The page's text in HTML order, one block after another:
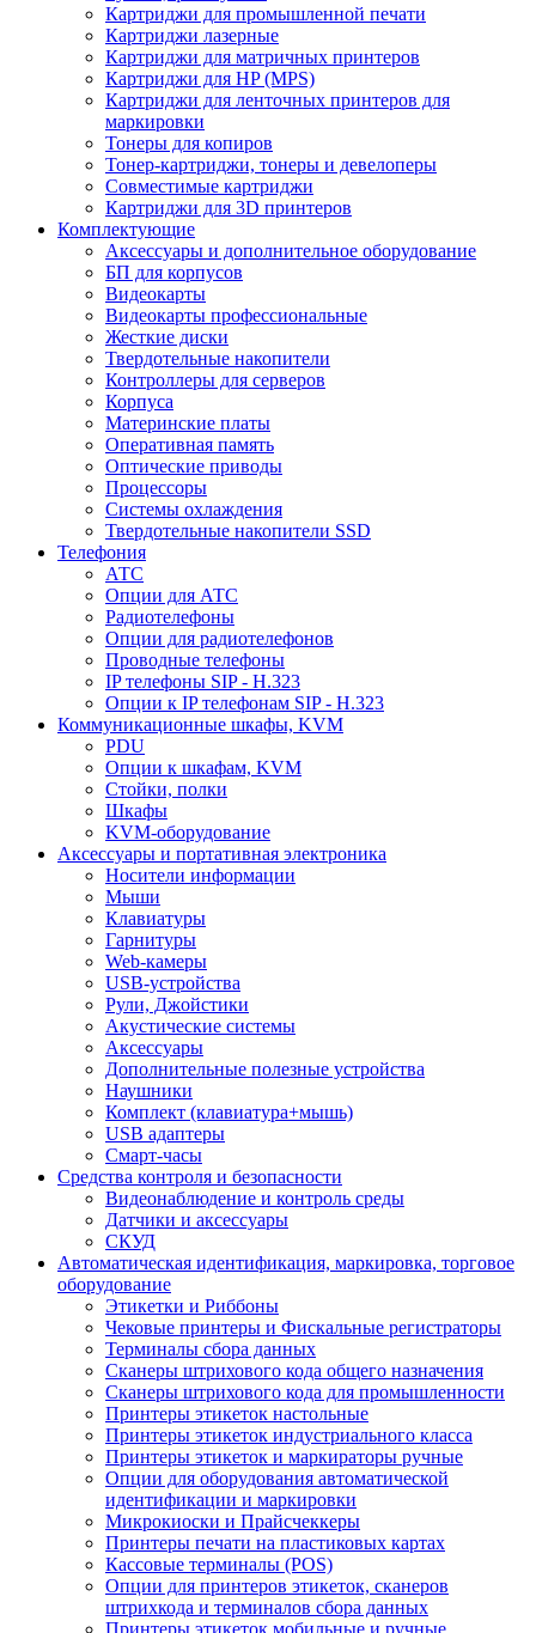
Картриджи для промышленной печати
Картриджи лазерные
Картриджи для матричных принтеров
Картриджи для HP (MPS)
Картриджи для ленточных принтеров для
маркировки
Тонеры для копиров
Тонер-картриджи, тонеры и девелоперы
Совместимые картриджи
Картриджи для 3D принтеров
Комплектующие
Аксессуары и дополнительное оборудование
БП для корпусов
Видеокарты
Видеокарты профессиональные
Жесткие диски
Твердотельные накопители
Контроллеры для серверов
Корпуса
Материнские платы
Оперативная память
Оптические приводы
Процессоры
Системы охлаждения
Твердотельные накопители SSD
Телефония
АТС
Опции для АТС
Радиотелефоны
Опции для радиотелефонов
Проводные телефоны
IP телефоны SIP - H.323
Опции к IP телефонам SIP - H.323
Коммуникационные шкафы, KVM
PDU
Опции к шкафам, KVM
Стойки, полки
Шкафы
KVM-оборудование
Аксессуары и портативная электроника
Носители информации
Мыши
Клавиатуры
Гарнитуры
Web-камеры
USB-устройства
Рули, Джойстики
Акустические системы
Аксессуары
Дополнительные полезные устройства
Наушники
Комплект (клавиатура+мышь)
USB адаптеры
Смарт-часы
Средства контроля и безопасности
Видеонаблюдение и контроль среды
Датчики и аксессуары
СКУД
Автоматическая идентификация, маркировка, торговое
оборудование
Этикетки и Риббоны
Чековые принтеры и Фискальные регистраторы
Терминалы сбора данных
Сканеры штрихового кода общего назначения
Сканеры штрихового кода для промышленности
Принтеры этикеток настольные
Принтеры этикеток индустриального класса
Принтеры этикеток и маркираторы ручные
Опции для оборудования автоматической
идентификации и маркировки
Микрокиоски и Прайсчеккеры
Принтеры печати на пластиковых картах
Кассовые терминалы (POS)
Опции для принтеров этикеток, сканеров
штрихкода и терминалов сбора данных